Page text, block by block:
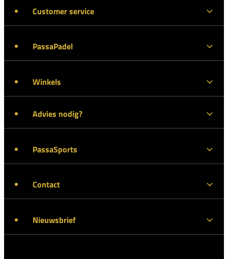
Customer service
PassaPadel
Winkels
Advies nodig?
PassaSports
Contact
Nieuwsbrief